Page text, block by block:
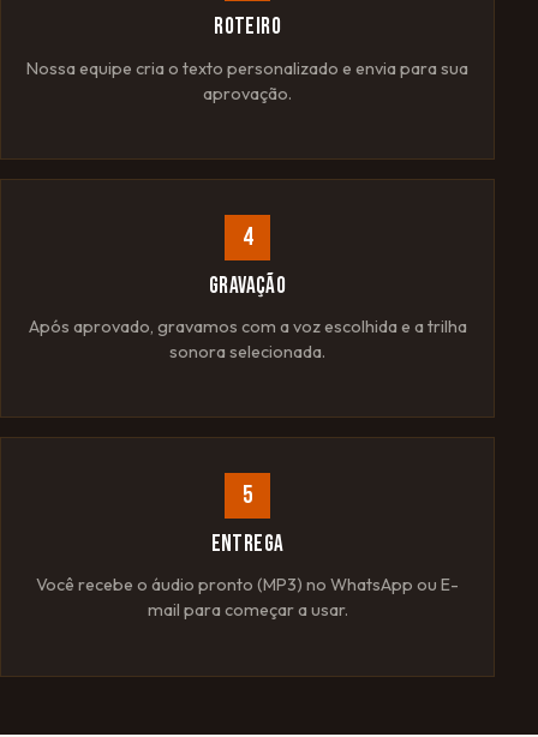
ROTEIRO
Nossa equipe cria o texto personalizado e envia para sua
aprovação.
4
GRAVAÇÃO
Após aprovado, gravamos com a voz escolhida e a trilha
sonora selecionada.
5
ENTREGA
Você recebe o áudio pronto (MP3) no WhatsApp ou E-
mail para começar a usar.